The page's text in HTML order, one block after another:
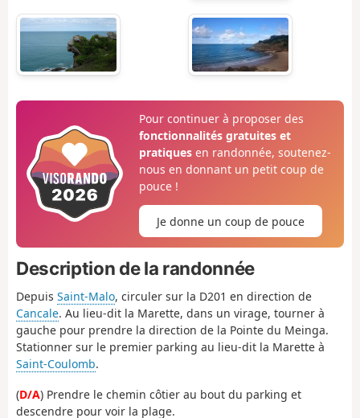
Pour continuer à proposer des
fonctionnalités gratuites et
pratiquesen randonnée, soutenez-
nous en donnant un petit coup de
pouce !
Je donne un coup de pouce
Description de la randonnée
Depuis Saint-Malo, circuler sur la D201 en direction de
Cancale. Au lieu-dit la Marette, dans un virage, tourner à
gauche pour prendre la direction de la Pointe du Meinga.
Stationner sur le premier parking au lieu-dit la Marette à
Saint-Coulomb.
(D/A) Prendre le chemin côtier au bout du parking et
descendre pour voir la plage.